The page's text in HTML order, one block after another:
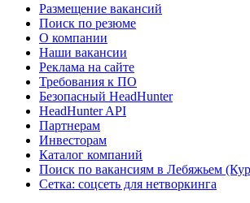
Размещение вакансий
Поиск по резюме
О компании
Наши вакансии
Реклама на сайте
Требования к ПО
Безопасный HeadHunter
HeadHunter API
Партнерам
Инвесторам
Каталог компаний
Поиск по вакансиям в Лебяжьем
Сетка: соцсеть для нетворкинга